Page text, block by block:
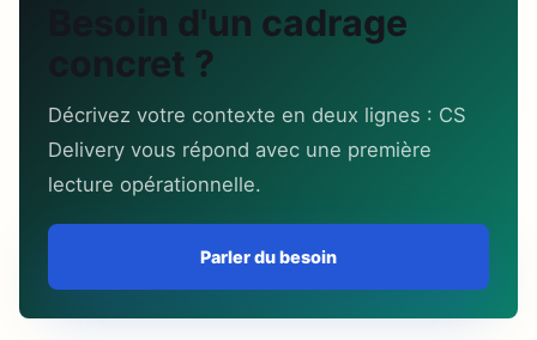
Besoin d'un cadrage
concret ?
Décrivez votre contexte en deux lignes : CS
Delivery vous répond avec une première
lecture opérationnelle.
Parler du besoin